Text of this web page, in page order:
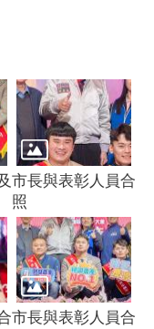
市長與表彰人員合
照
市長與表彰人員合